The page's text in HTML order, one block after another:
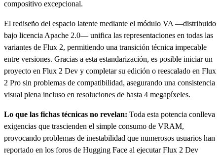
compositivo excepcional.
El rediseño del espacio latente mediante el módulo VA —distribuido
bajo licencia Apache 2.0— unifica las representaciones en todas las
variantes de Flux 2, permitiendo una transición técnica impecable
entre versiones. Gracias a esta estandarización, es posible iniciar un
proyecto en Flux 2 Dev y completar su edición o reescalado en Flux
2 Pro sin problemas de compatibilidad, asegurando una consistencia
visual plena incluso en resoluciones de hasta 4 megapíxeles.
Lo que las fichas técnicas no revelan: Toda esta potencia conlleva
exigencias que trascienden el simple consumo de VRAM,
provocando problemas de inestabilidad que numerosos usuarios han
reportado en los foros de Hugging Face al ejecutar Flux 2 Dev